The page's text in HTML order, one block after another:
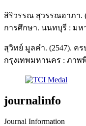
สิริวรรณ สุวรรณอาภา.
การศึกษา. นนทบุรี : มห
สุวิทย์ มูลคำ. (2547). ค
กรุงเทพมหานคร : ภาพ
journalinfo
Journal Information